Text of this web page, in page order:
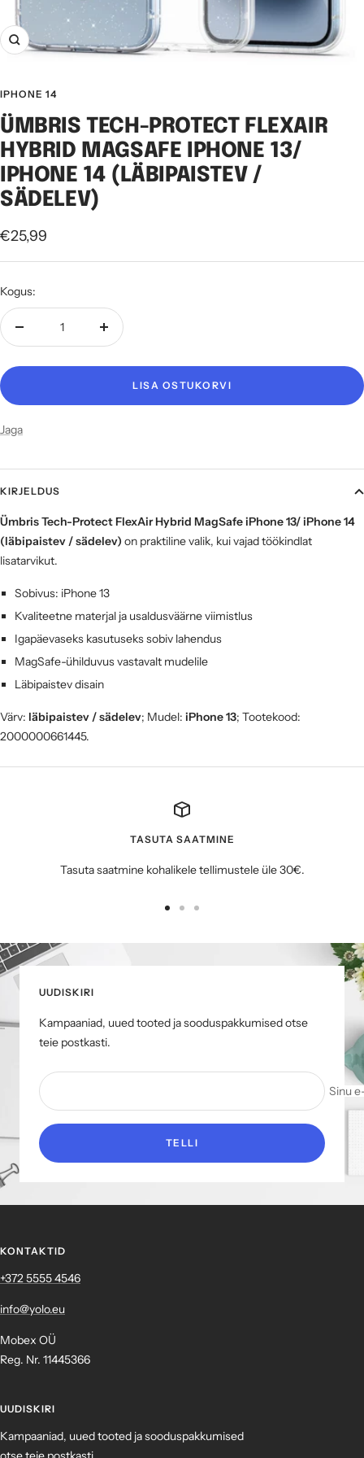
Suurenda
IPHONE 14
ÜMBRIS TECH-PROTECT FLEXAIR
HYBRID MAGSAFE IPHONE 13/
IPHONE 14 (LÄBIPAISTEV /
SÄDELEV)
Soodushind
€25,99
Kogus:
Vähenda
Suurenda
LISA OSTUKORVI
Jaga
KIRJELDUS
Ümbris Tech-Protect FlexAir Hybrid MagSafe iPhone 13/ iPhone 14
(läbipaistev / sädelev) on praktiline valik, kui vajad töökindlat
lisatarvikut.
Sobivus: iPhone 13
Kvaliteetne materjal ja usaldusväärne viimistlus
Igapäevaseks kasutuseks sobiv lahendus
MagSafe-ühilduvus vastavalt mudelile
Läbipaistev disain
Värv: läbipaistev / sädelev; Mudel: iPhone 13; Tootekood:
2000000661445.
TASUTA SAATMINE
Tasuta saatmine kohalikele tellimustele üle 30€.
UUDISKIRI
Kampaaniad, uued tooted ja sooduspakkumised otse
teie postkasti.
Sinu
TELLI
KONTAKTID
+372 ‎5555 4546
info@yolo.eu
Mobex OÜ
Reg. Nr. 11445366
UUDISKIRI
Kampaaniad, uued tooted ja sooduspakkumised